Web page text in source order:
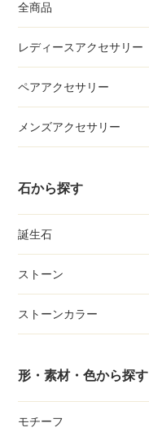
全商品
レディースアクセサリー
ペアアクセサリー
メンズアクセサリー
石から探す
誕生石
ストーン
ストーンカラー
形・素材・色から探す
モチーフ